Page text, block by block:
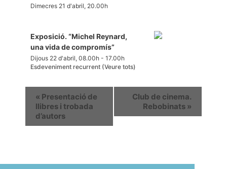
Dimecres 21 d'abril, 20.00h
Exposició. “Michel Reynard,
una vida de compromís”
Dijous 22 d'abril, 08.00h - 17.00h
Esdeveniment recurrent (Veure tots)
« Presentació de
llibres i trobada
d’autors
Club de cinema.
Rebobinats »